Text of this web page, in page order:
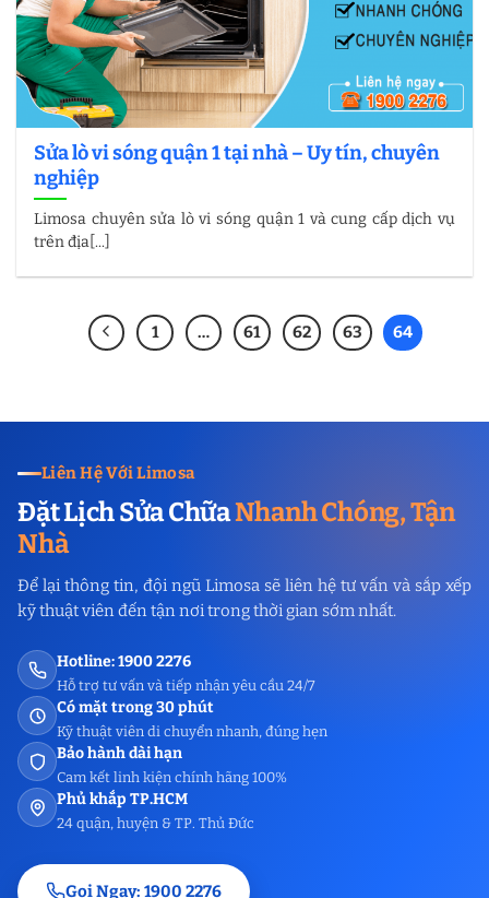
Sửa lò vi sóng quận 1 tại nhà – Uy tín, chuyên
nghiệp
Limosa chuyên sửa lò vi sóng quận 1 và cung cấp dịch vụ
trên địa[...]
1 … 61 62 63 64
Liên Hệ Với Limosa
Đặt Lịch Sửa ChữaNhanh Chóng, Tận
Nhà
Để lại thông tin, đội ngũ Limosa sẽ liên hệ tư vấn và sắp xếp
kỹ thuật viên đến tận nơi trong thời gian sớm nhất.
Hotline: 1900 2276
Hỗ trợ tư vấn và tiếp nhận yêu cầu 24/7
Có mặt trong 30 phút
Kỹ thuật viên di chuyển nhanh, đúng hẹn
Bảo hành dài hạn
Cam kết linh kiện chính hãng 100%
Phủ khắp TP.HCM
24 quận, huyện & TP. Thủ Đức
Gọi Ngay: 1900 2276